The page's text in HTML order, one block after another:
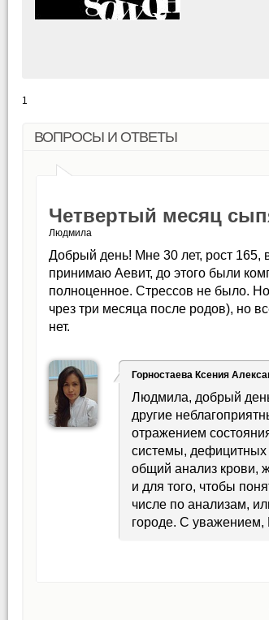
1
ВОПРОСЫ И ОТВЕТЫ
Четвертый месяц
Людмила
Добрый день! Мне 30 лет, рост 165,
принимаю Аевит, до этого были
полноценное. Стрессов не было.
чрез три месяца после родов), но
нет.
Горностаева Ксения
Людмила, добрый
другие
отражением
системы, дефицитных
общий анализ крови,
и для того, чтобы
числе по анализам,
городе. С уважением,